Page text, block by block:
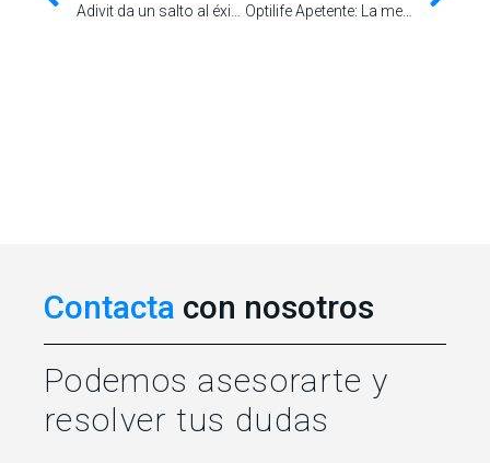
Optilife Apetente: La mejor solución a la palatabilidad y seguridad digestiva en lechones
Contacta con nosotros
Podemos asesorarte y
resolver tus dudas